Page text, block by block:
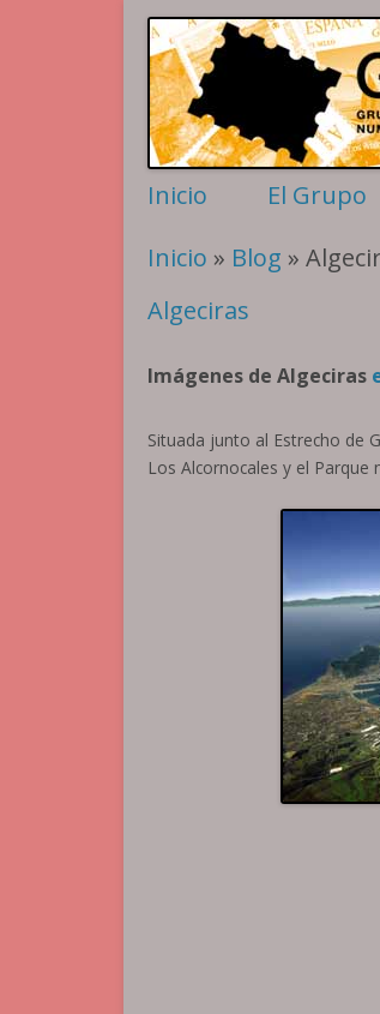
Grupo
Filatelia y Numismática en
Inicio El Grupo
Contactar
Inicio » Blog »
Algeciras
Imágenes de Algeciras
Situada junto al Estrecho de
Los Alcornocales y el Parque